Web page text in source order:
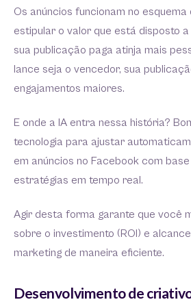
Os anúncios funcionam no
estipular o valor que está disposto
sua publicação paga atinja mais
lance seja o vencedor, sua
engajamentos maiores.
E onde a IA entra nessa história?
tecnologia para ajustar
em anúncios no Facebook com
estratégias em tempo real.
Agir desta forma garante que você
sobre o investimento (ROI) e
marketing de maneira eficiente.
Desenvolvimento de